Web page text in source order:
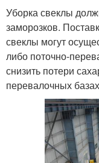
Уборка свеклы
заморозков.
свеклы могут
либо поточно-
снизить потери
перевалочных